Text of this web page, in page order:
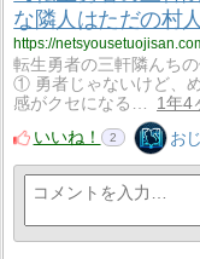
な隣人はただの村
https://
転生勇者の三軒隣んち
① 勇者じゃないけど、
感がクセになる…
1年4
いいね！
2 お